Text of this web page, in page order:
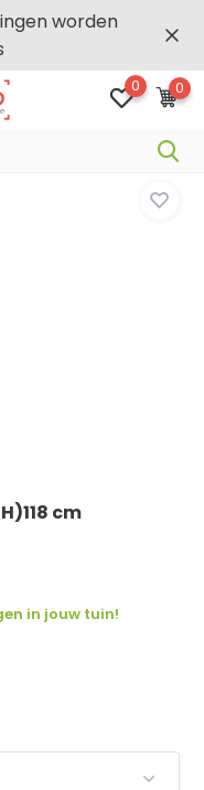
worden
0 0
cm
in jouw tuin!